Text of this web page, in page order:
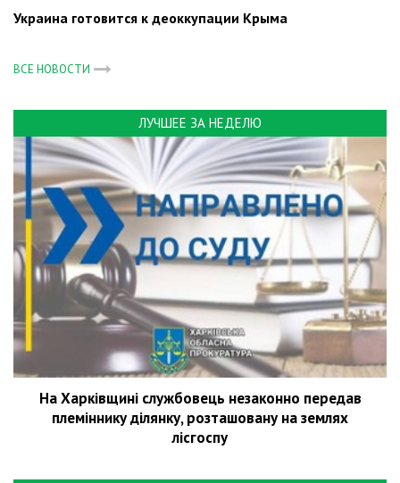
Украина готовится к деоккупации Крыма
ВСЕ НОВОСТИ
ЛУЧШЕЕ ЗА НЕДЕЛЮ
На Харківщині службовець незаконно передав
племіннику ділянку, розташовану на землях
лісгоспу